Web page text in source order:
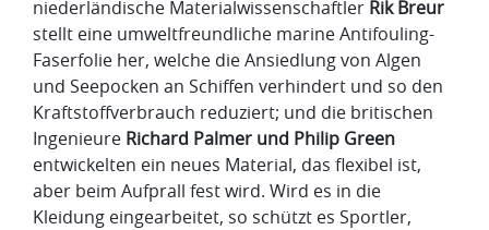
niederländische Materialwissenschaftler Rik Breur
stellt eine umweltfreundliche marine Antifouling-
Faserfolie her, welche die Ansiedlung von Algen
und Seepocken an Schiffen verhindert und so den
Kraftstoffverbrauch reduziert; und die britischen
Ingenieure Richard Palmer und Philip Green
entwickelten ein neues Material, das flexibel ist,
aber beim Aufprall fest wird. Wird es in die
Kleidung eingearbeitet, so schützt es Sportler,